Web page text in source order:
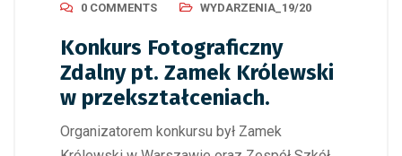
0 COMMENTS WYDARZENIA_19/20
Konkurs Fotograficzny
Zdalny pt. Zamek Królewski
w przekształceniach.
Organizatorem konkursu był Zamek